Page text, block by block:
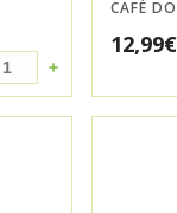
CAFÉ
12,99€